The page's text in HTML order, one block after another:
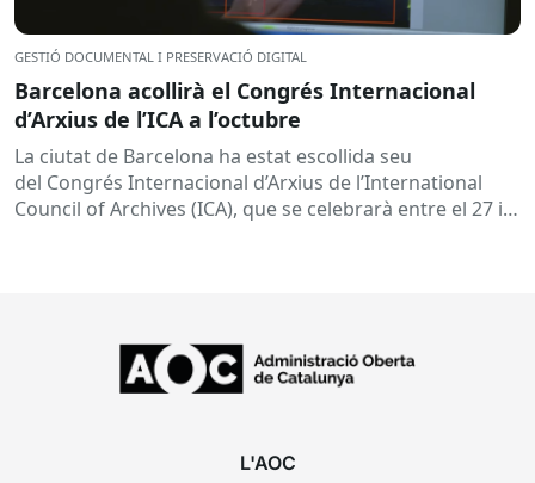
GESTIÓ DOCUMENTAL I PRESERVACIÓ DIGITAL
Barcelona acollirà el Congrés Internacional
d’Arxius de l’ICA a l’octubre
La ciutat de Barcelona ha estat escollida seu
del Congrés Internacional d’Arxius de l’International
Council of Archives (ICA), que se celebrarà entre el 27 i
L'AOC